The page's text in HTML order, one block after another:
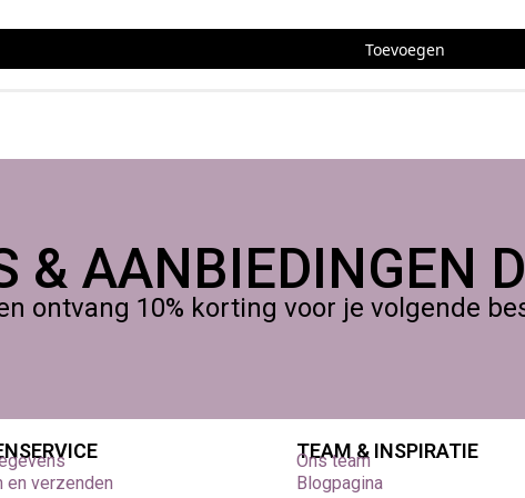
Toevoegen
& AANBIEDINGEN
ontvang 10% korting voor je volgende
en verzenden
TEAM & INSPIRATIE
Ons team
Blogpagina